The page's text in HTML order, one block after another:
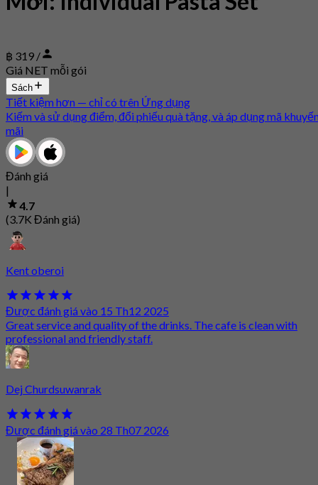
฿ 319 /
Giá NET mỗi gói
Sách
Tiết kiệm hơn — chỉ có trên Ứng dụng
Kiếm và sử dụng điểm, đổi phiếu quà tặng, và áp dụng mã
mãi
Đánh giá
|
4.7
(3.7K Đánh giá)
Kent oberoi
Được đánh giá vào 15 Th12 2025
Great service and quality of the drinks. The cafe is clean with
professional and friendly staff.
Dej Churdsuwanrak
Được đánh giá vào 28 Th07 2026